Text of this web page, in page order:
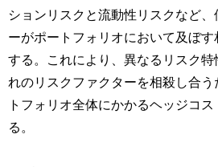
ションリスクと流動性リスクなど
ーがポートフォリオにおいて及ぼ
する。これにより、異なるリスク
れのリスクファクターを相殺し合
トフォリオ全体にかかるヘッジコ
る。